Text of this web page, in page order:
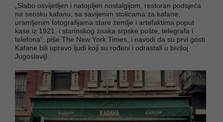
„Slabo osvijetljen i natopljen nostalgijom, restoran podsjeća
na seosku kafanu, sa savijenim stolicama za kafane,
uramljenim fotografijama stare zemlje i artefaktima poput
kase iz 1921. i starinskog znaka srpske pošte, telegrafa i
telefona“, piše The New York Times, i navodi da su prvi gosti
Kafane bili upravo ljudi koji su rođeni i odrastali u bivšoj
Jugoslaviji.